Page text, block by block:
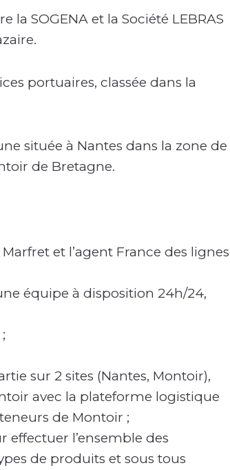
la SOGENA et la Société LEBRAS
portuaires, classée dans la
située à Nantes dans la zone de
de Bretagne.
et l’agent France des lignes
équipe à disposition 24h/24,
sur 2 sites (Nantes, Montoir),
avec la plateforme logistique
de Montoir ;
l’ensemble des
de produits et sous tous